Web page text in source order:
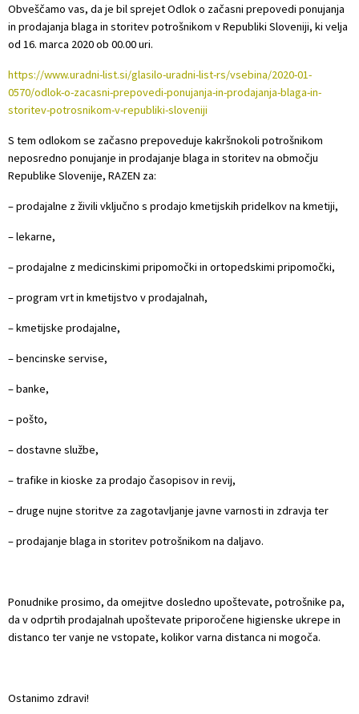
Obveščamo vas, da je bil sprejet Odlok o začasni prepovedi ponujanja
in prodajanja blaga in storitev potrošnikom v Republiki Sloveniji, ki velja
od 16. marca 2020 ob 00.00 uri.
https://www.uradni-list.si/glasilo-uradni-list-rs/vsebina/2020-01-
0570/odlok-o-zacasni-prepovedi-ponujanja-in-prodajanja-blaga-in-
storitev-potrosnikom-v-republiki-sloveniji
S tem odlokom se začasno prepoveduje kakršnokoli potrošnikom
neposredno ponujanje in prodajanje blaga in storitev na območju
Republike Slovenije, RAZEN za:
– prodajalne z živili vključno s prodajo kmetijskih pridelkov na kmetiji,
– lekarne,
– prodajalne z medicinskimi pripomočki in ortopedskimi pripomočki,
– program vrt in kmetijstvo v prodajalnah,
– kmetijske prodajalne,
– bencinske servise,
– banke,
– pošto,
– dostavne službe,
– trafike in kioske za prodajo časopisov in revij,
– druge nujne storitve za zagotavljanje javne varnosti in zdravja ter
– prodajanje blaga in storitev potrošnikom na daljavo.
Ponudnike prosimo, da omejitve dosledno upoštevate, potrošnike pa,
da v odprtih prodajalnah upoštevate priporočene higienske ukrepe in
distanco ter vanje ne vstopate, kolikor varna distanca ni mogoča.
Ostanimo zdravi!
Projekti in investicije
Informacije javnega značaja
Lokalne volitve